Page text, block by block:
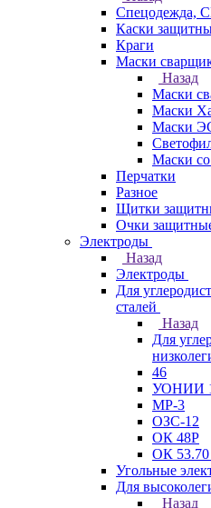
Спецодежда,
Каски
Краги
Маски
Назад
Маски
Маски
Маски
Маски
Перчатки
Разное
Щитки
Очки
Электроды
Назад
Электроды
Для
сталей
Назад
Для
46
УОНИИ
МР-3
ОЗС-12
ОК 48Р
ОК 53.70
Угольные
Для
Назад